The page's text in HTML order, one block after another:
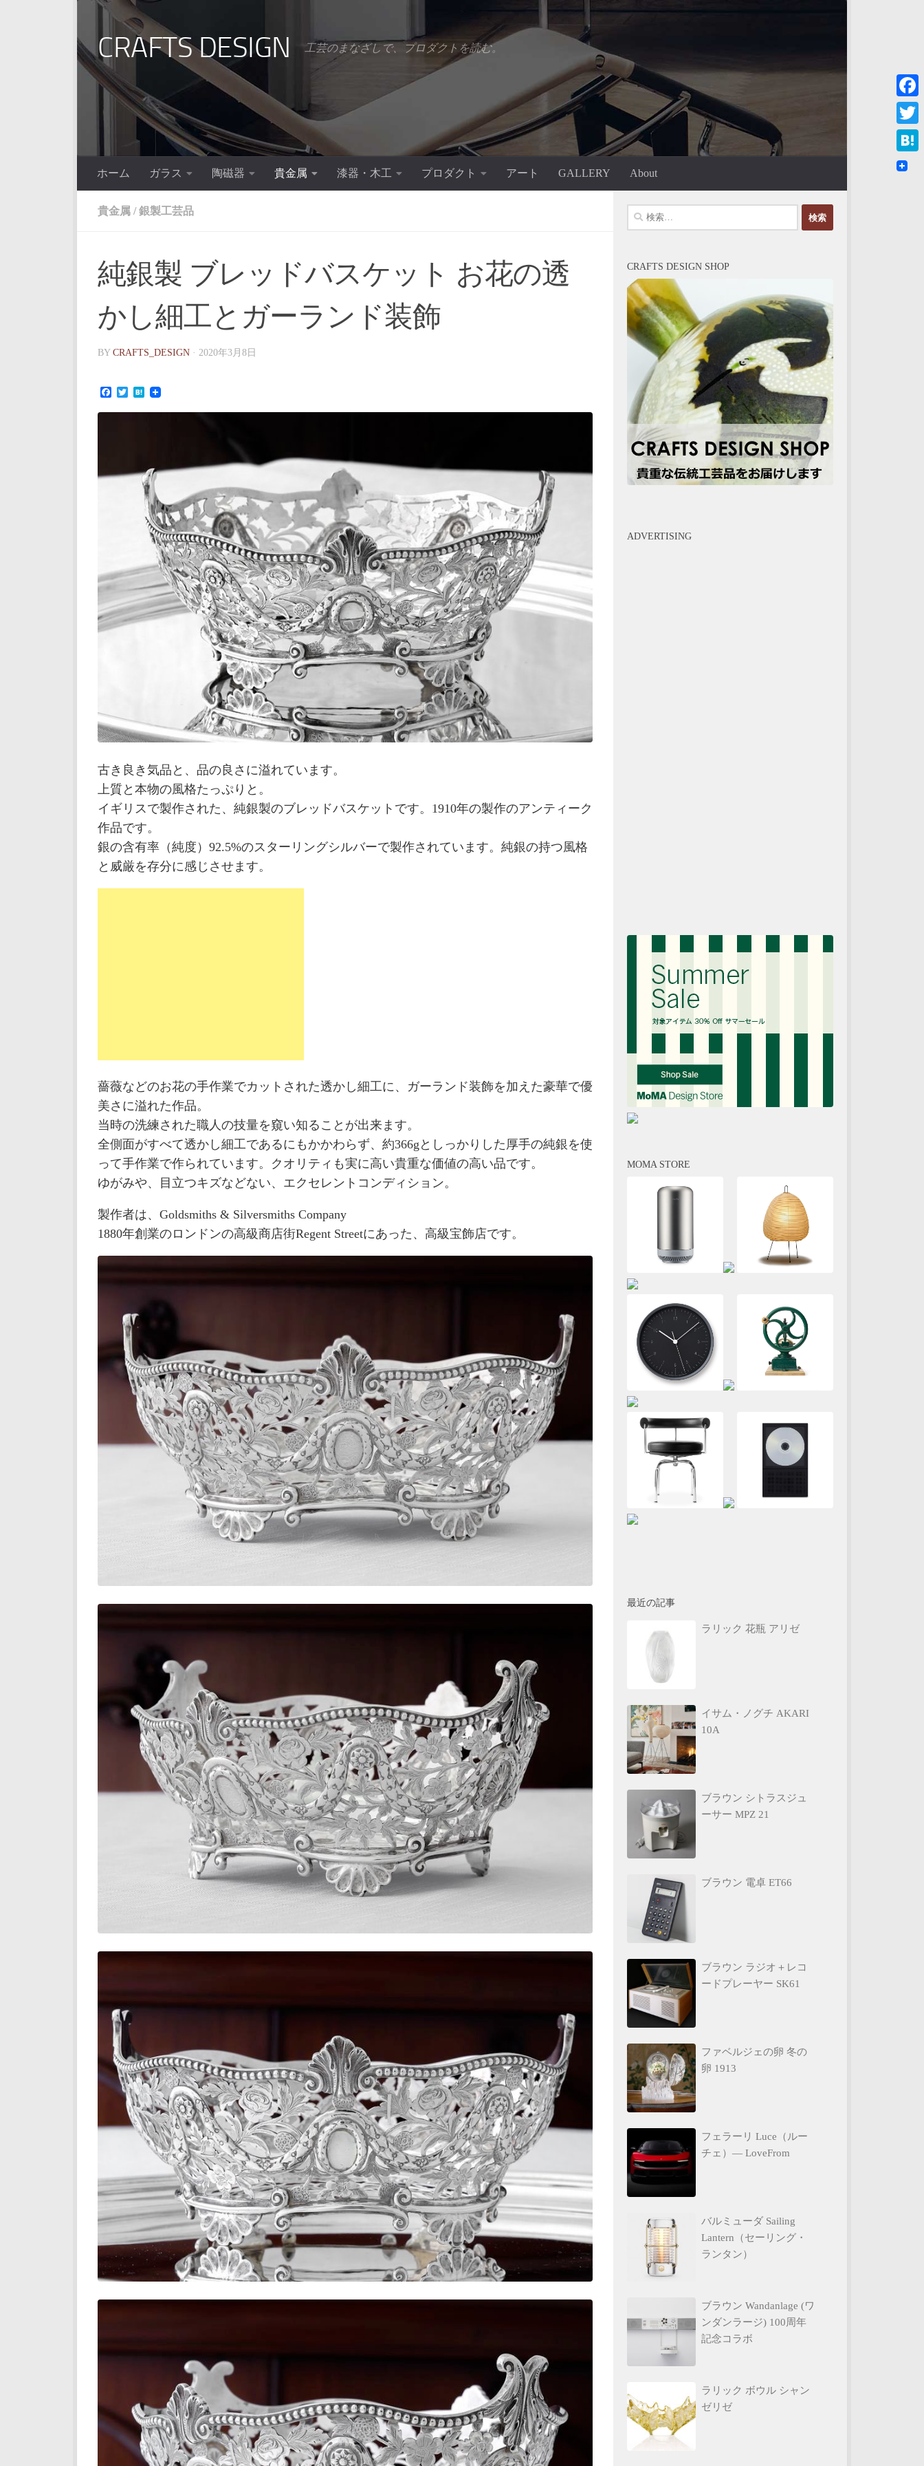
コンテンツへスキップ
CRAFTS DESIGN 工芸のまなざしで、プロダクトを読む。
ホーム ガラス 陶磁器 貴金属 漆器・木工 プロダクト アート GALLERY About
貴金属 / 銀製工芸品
純銀製 ブレッドバスケット お花の透
かし細工とガーランド装飾
BY CRAFTS_DESIGN · 2020年3月8日
Facebook
TwitterHatena
古き良き気品と、品の良さに溢れています。
上質と本物の風格たっぷりと。
イギリスで製作された、純銀製のブレッドバスケットです。1910年の製作のアンティーク
作品です。
銀の含有率（純度）92.5%のスターリングシルバーで製作されています。純銀の持つ風格
と威厳を存分に感じさせます。
薔薇などのお花の手作業でカットされた透かし細工に、ガーランド装飾を加えた豪華で優
美さに溢れた作品。
当時の洗練された職人の技量を窺い知ることが出来ます。
全側面がすべて透かし細工であるにもかかわらず、約366gとしっかりした厚手の純銀を使
って手作業で作られています。クオリティも実に高い貴重な価値の高い品です。
ゆがみや、目立つキズなどない、エクセレントコンディション。
製作者は、Goldsmiths & Silversmiths Company
1880年創業のロンドンの高級商店街Regent Streetにあった、高級宝飾店です。
検
索:
CRAFTS DESIGN SHOP
ADVERTISING
MOMA STORE
最近の記事
ラリック 花瓶 アリゼ
イサム・ノグチ AKARI
10A
ブラウン シトラスジュ
ーサー MPZ 21
ブラウン 電卓 ET66
ブラウン ラジオ＋レコ
ードプレーヤー SK61
ファベルジェの卵 冬の
卵 1913
フェラーリ Luce（ルー
チェ）— LoveFrom
バルミューダ Sailing
Lantern（セーリング・
ランタン）
ブラウン Wandanlage (ワ
ンダンラージ) 100周年
記念コラボ
ラリック ボウル シャン
ゼリゼ